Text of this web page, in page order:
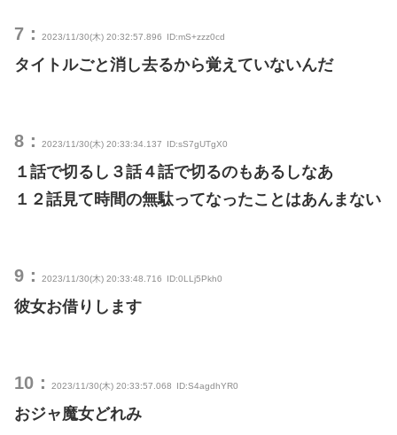
7： 2023/11/30(木) 20:32:57.896 ID:mS+zzz0cd
タイトルごと消し去るから覚えていないんだ
8： 2023/11/30(木) 20:33:34.137 ID:sS7gUTgX0
１話で切るし３話４話で切るのもあるしなあ
１２話見て時間の無駄ってなったことはあんまない
9： 2023/11/30(木) 20:33:48.716 ID:0LLj5Pkh0
彼女お借りします
10： 2023/11/30(木) 20:33:57.068 ID:S4agdhYR0
おジャ魔女どれみ